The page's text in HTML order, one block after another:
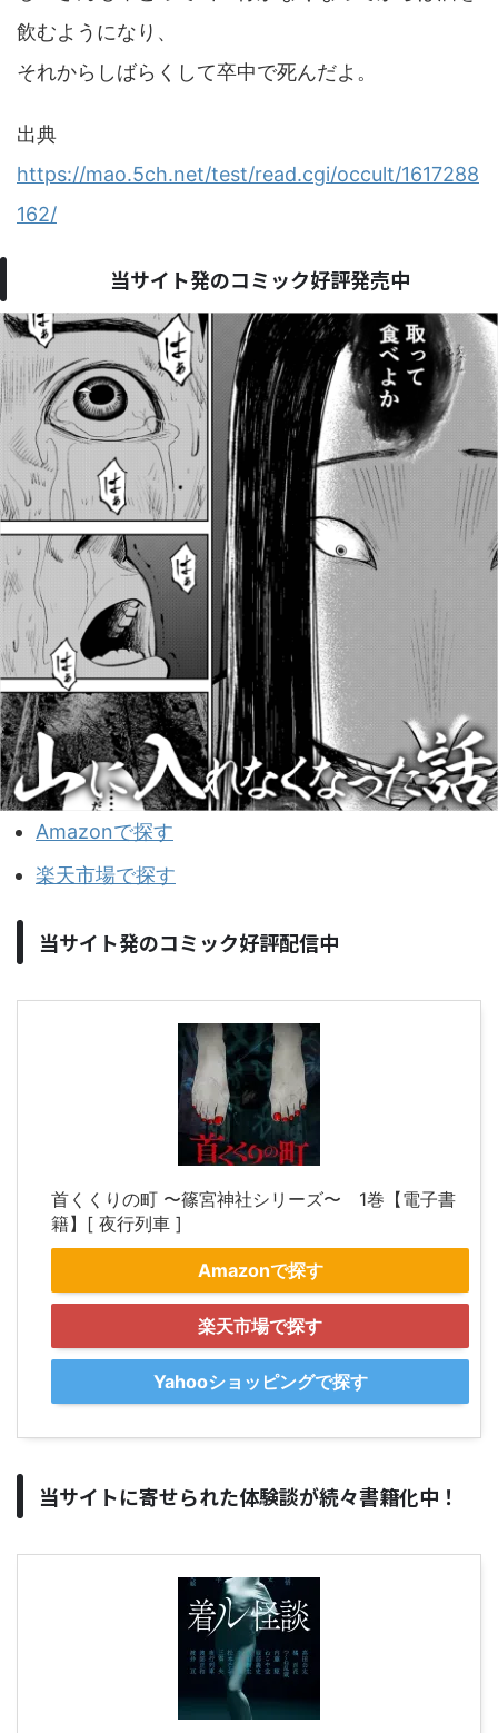
飲むようになり、
それからしばらくして卒中で死んだよ。
出典
https://mao.5ch.net/test/read.cgi/occult/1617288
162/
当サイト発のコミック好評発売中
Amazonで探す
楽天市場で探す
当サイト発のコミック好評配信中
首くくりの町 〜篠宮神社シリーズ〜 1巻【電子書
籍】[ 夜行列車 ]
Amazonで探す
楽天市場で探す
Yahooショッピングで探す
当サイトに寄せられた体験談が続々書籍化中！